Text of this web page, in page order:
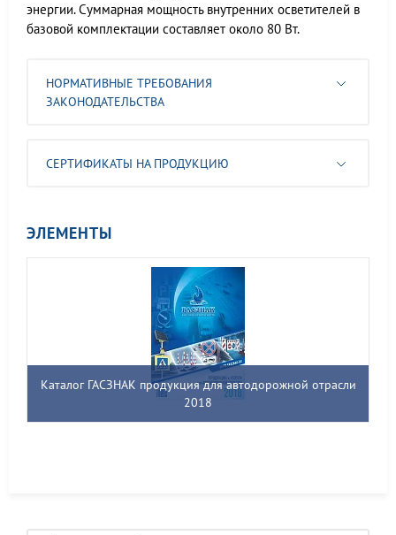
энергии. Суммарная мощность внутренних осветителей в
базовой комплектации составляет около 80 Вт.
НОРМАТИВНЫЕ ТРЕБОВАНИЯ
ЗАКОНОДАТЕЛЬСТВА
СЕРТИФИКАТЫ НА ПРОДУКЦИЮ
ЭЛЕМЕНТЫ
Каталог ГАСЗНАК продукция для автодорожной отрасли
2018